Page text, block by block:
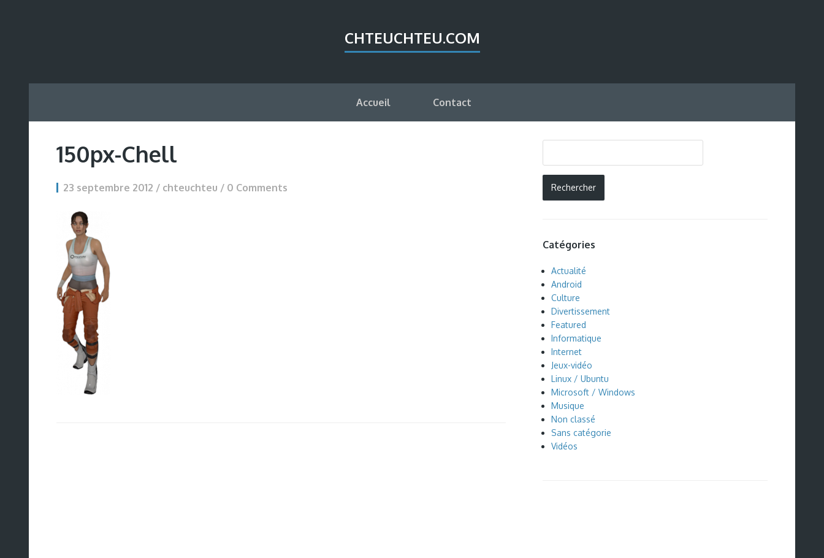
CHTEUCHTEU.COM
Accueil Contact
150px-Chell
23 septembre 2012 / chteuchteu / 0 Comments
Catégories
Actualité
Android
Culture
Divertissement
Featured
Informatique
Internet
Jeux-vidéo
Linux / Ubuntu
Microsoft / Windows
Musique
Non classé
Sans catégorie
Vidéos